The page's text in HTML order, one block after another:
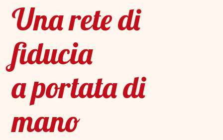
Una rete di
fiducia
a portata di
mano